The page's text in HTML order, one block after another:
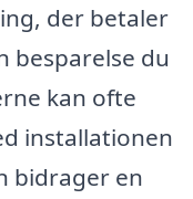
der betaler
besparelse du
kan ofte
installationen
bidrager en